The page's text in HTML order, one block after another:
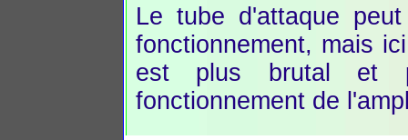
Le tube d'attaque
fonctionnement, mais
est plus brutal et
fonctionnement de